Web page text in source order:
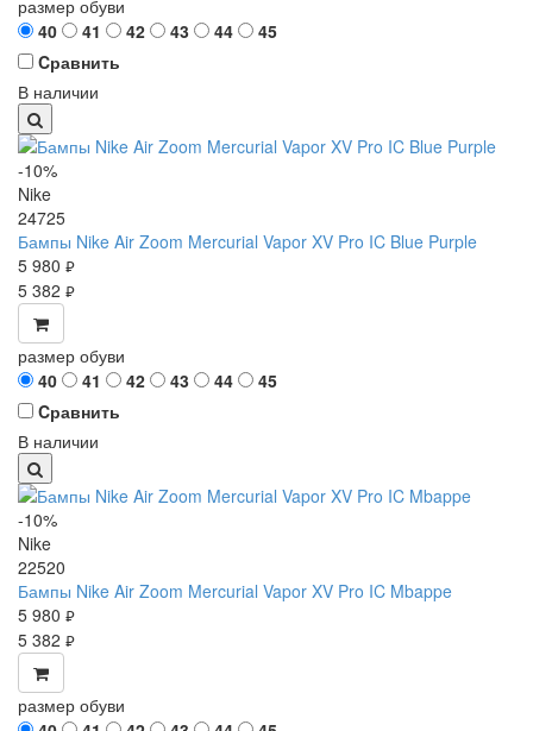
размер обуви
40
41 42 43 44
45
Cравнить
В наличии
-10%
Nike
24725
Бампы Nike Air Zoom Mercurial Vapor XV Pro IC Blue Purple
5 980 руб.
5 382 руб.
размер обуви
40
41 42 43 44
45
Cравнить
В наличии
-10%
Nike
22520
Бампы Nike Air Zoom Mercurial Vapor XV Pro IC Mbappe
5 980 руб.
5 382 руб.
размер обуви